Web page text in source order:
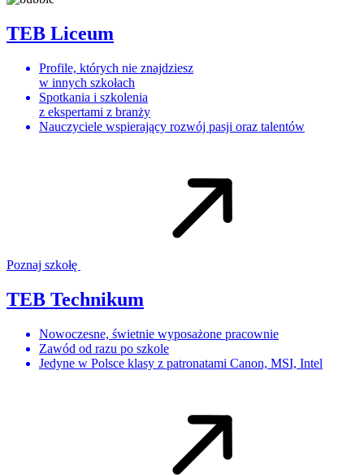
TEB Liceum
Profile, których nie znajdziesz
w innych szkołach
Spotkania i szkolenia
z ekspertami z branży
Nauczyciele wspierający rozwój pasji oraz talentów
Poznaj szkołę
TEB Technikum
Nowoczesne, świetnie wyposażone pracownie
Zawód od razu po szkole
Jedyne w Polsce klasy z patronatami Canon, MSI, Intel